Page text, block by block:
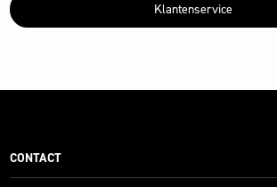
Klantenservice
CONTACT